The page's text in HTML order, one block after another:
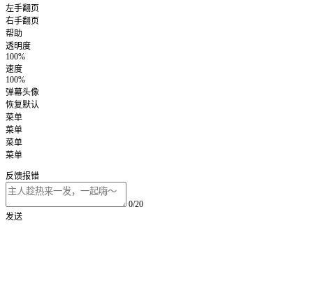
左手翻页
右手翻页
帮助
透明度
100%
速度
100%
弹幕头像
恢复默认
菜单
菜单
菜单
菜单
反馈报错
0/20
发送